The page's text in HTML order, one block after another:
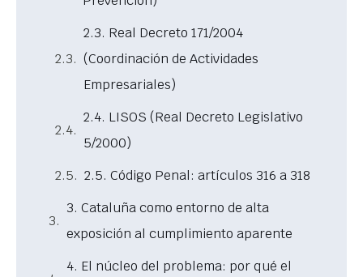
2.3. Real Decreto 171/2004
(Coordinación de Actividades
Empresariales)
2.4. LISOS (Real Decreto Legislativo
5/2000)
2.5. Código Penal: artículos 316 a 318
3. Cataluña como entorno de alta
exposición al cumplimiento aparente
4. El núcleo del problema: por qué el